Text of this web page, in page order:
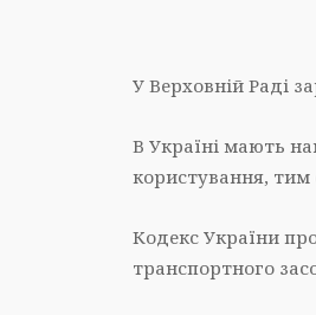
У Верховній Раді
В Україні мають
користування, тим
Кодекс України
транспортного